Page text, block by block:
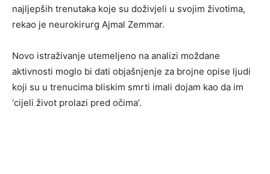
najljepših trenutaka koje su doživjeli u svojim životima,
rekao je neurokirurg Ajmal Zemmar.
Novo istraživanje utemeljeno na analizi moždane
aktivnosti moglo bi dati objašnjenje za brojne opise ljudi
koji su u trenucima bliskim smrti imali dojam kao da im
‘cijeli život prolazi pred očima’.